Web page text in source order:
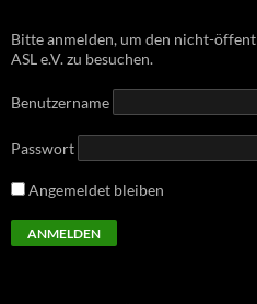
Bitte anmelden, um den nicht-
ASL e.V. zu besuchen.
Benutzername
Passwort
Angemeldet bleiben